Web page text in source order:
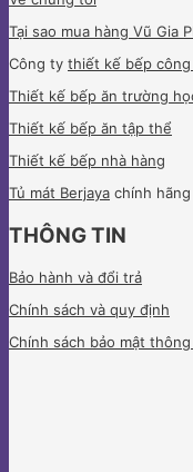
Tại sao mua hàng Vũ Gia
Công ty thiết kế bếp
Thiết kế bếp ăn trường
Thiết kế bếp ăn tập thể
Thiết kế bếp nhà hàng
Tủ mát Berjaya chính hãng
THÔNG TIN
Bảo hành và đổi trả
Chính sách và quy định
Chính sách bảo mật